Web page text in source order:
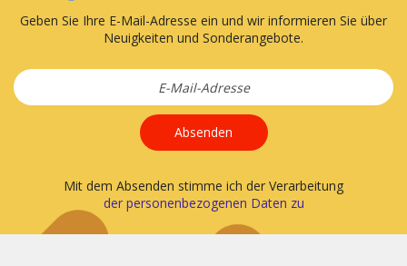
Geben Sie Ihre E-Mail-Adresse ein und wir informieren Sie über
Neuigkeiten und Sonderangebote.
Absenden
Mit dem Absenden stimme ich der Verarbeitung
der personenbezogenen Daten zu